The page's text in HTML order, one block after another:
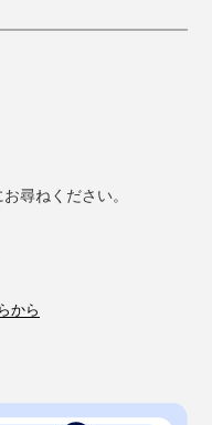
尋ねください。
から